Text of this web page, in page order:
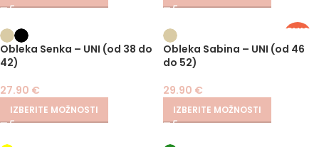
Obleka Senka – UNI (od 38 do
42)
27.90 €
IZBERITE MOŽNOSTI
PLUS
Obleka Sabina – UNI (od 46
do 52)
29.90 €
IZBERITE MOŽNOSTI